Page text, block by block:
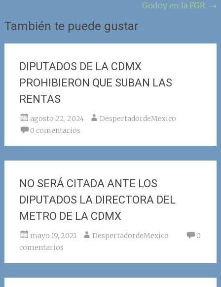
Godoy en la FGR. →
También te puede gustar
DIPUTADOS DE LA CDMX
PROHIBIERON QUE SUBAN LAS
RENTAS
agosto 22, 2024
DespertadordeMexico
0 comentarios
NO SERÁ CITADA ANTE LOS
DIPUTADOS LA DIRECTORA DEL
METRO DE LA CDMX
mayo 19, 2021 DespertadordeMexico
0
comentarios